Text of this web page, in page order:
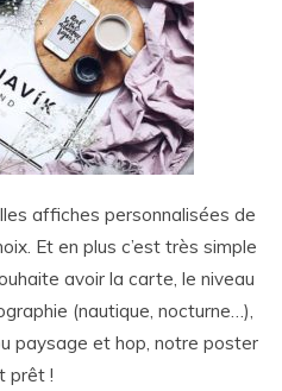
affiches personnalisées de
Et en plus c’est très simple
avoir la carte, le niveau
(nautique, nocturne…),
paysage et hop, notre poster
prêt !